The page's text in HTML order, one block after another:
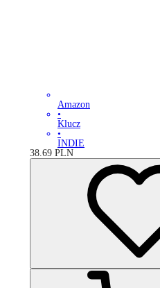
Amazon
•
Klucz
•
INDIE
38.69 PLN